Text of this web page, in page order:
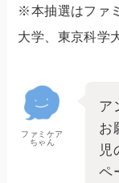
※本抽選はファ
大学、東京科学
ファミケア
ちゃん
ア
お
児
ペ